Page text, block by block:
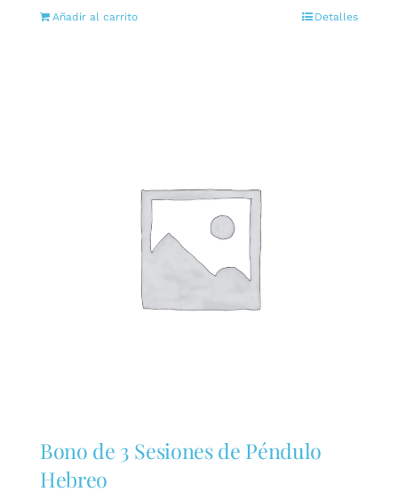
Añadir al carrito Detalles
Bono de 3 Sesiones de Péndulo
Hebreo